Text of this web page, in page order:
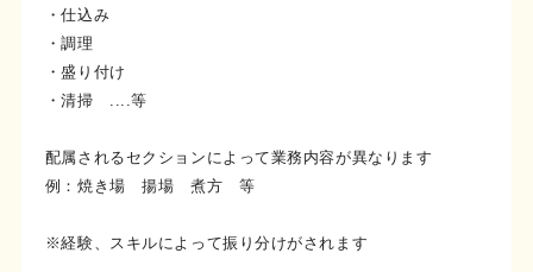
・仕込み
・調理
・盛り付け
・清掃 ....等
配属されるセクションによって業務内容が異なります
例：焼き場 揚場 煮方 等
※経験、スキルによって振り分けがされます